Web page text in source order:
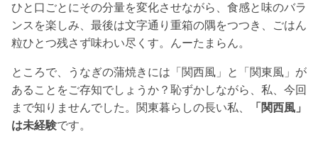
ひと口ごとにその分量を変化させながら、食感と味のバラ
ンスを楽しみ、最後は文字通り重箱の隅をつつき、ごはん
粒ひとつ残さず味わい尽くす。んーたまらん。
ところで、うなぎの蒲焼きには「関西風」と「関東風」が
あることをご存知でしょうか？恥ずかしながら、私、今回
まで知りませんでした。関東暮らしの長い私、
「関西風」
は未経験です。